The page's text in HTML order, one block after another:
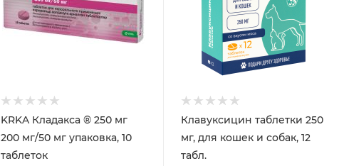
KRKA Кладакса ® 250 мг
200 мг/50 мг упаковка, 10
таблеток
Клавуксицин таблетки 250
мг, для кошек и собак, 12
табл.